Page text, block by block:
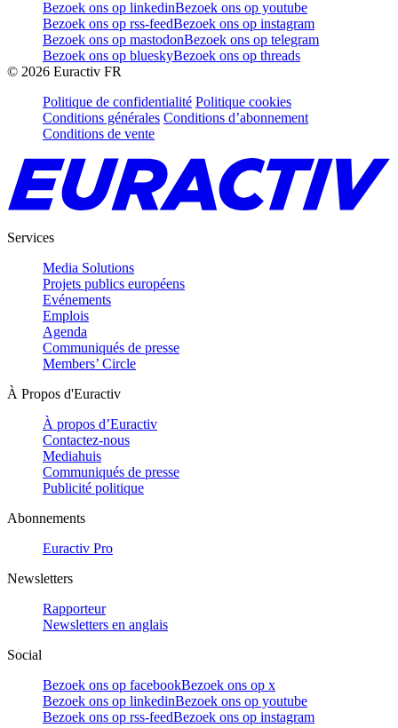
Bezoek ons op linkedinBezoek ons op youtube
Bezoek ons op rss-feedBezoek ons op instagram
Bezoek ons op mastodonBezoek ons op telegram
Bezoek ons op blueskyBezoek ons op threads
© 2026 Euractiv FR
Politique de confidentialité Politique cookies
Conditions générales Conditions d’abonnement
Conditions de vente
Services
Media Solutions
Projets publics européens
Evénements
Emplois
Agenda
Communiqués de presse
Members’ Circle
À Propos d'Euractiv
À propos d’Euractiv
Contactez-nous
Mediahuis
Communiqués de presse
Publicité politique
Abonnements
Euractiv Pro
Newsletters
Rapporteur
Newsletters en anglais
Social
Bezoek ons op facebookBezoek ons op x
Bezoek ons op linkedinBezoek ons op youtube
Bezoek ons op rss-feedBezoek ons op instagram